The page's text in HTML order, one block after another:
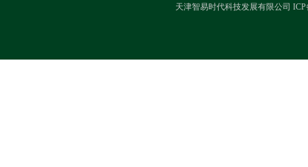
天津智易时代科技发展有限公司 ICP